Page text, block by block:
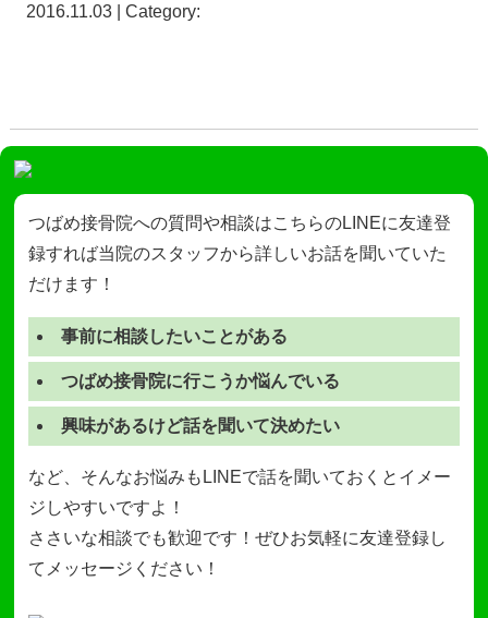
2016.11.03 | Category:
つばめ接骨院への質問や相談はこちらのLINEに友達登
録すれば当院のスタッフから詳しいお話を聞いていた
だけます！
事前に相談したいことがある
つばめ接骨院に行こうか悩んでいる
興味があるけど話を聞いて決めたい
など、そんなお悩みもLINEで話を聞いておくとイメー
ジしやすいですよ！
ささいな相談でも歓迎です！ぜひお気軽に友達登録し
てメッセージください！